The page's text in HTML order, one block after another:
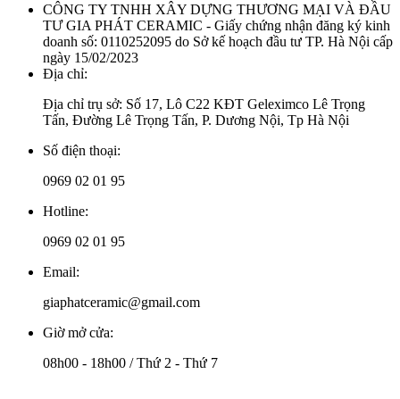
CÔNG TY TNHH XÂY DỰNG THƯƠNG MẠI VÀ ĐẦU
TƯ GIA PHÁT CERAMIC - Giấy chứng nhận đăng ký kinh
doanh số: 0110252095 do Sở kế hoạch đầu tư TP. Hà Nội cấp
ngày 15/02/2023
Địa chỉ:
Địa chỉ trụ sở: Số 17, Lô C22 KĐT Geleximco Lê Trọng
Tấn, Đường Lê Trọng Tấn, P. Dương Nội, Tp Hà Nội
Số điện thoại:
0969 02 01 95
Hotline:
0969 02 01 95
Email:
giaphatceramic@gmail.com
Giờ mở cửa:
08h00 - 18h00 / Thứ 2 - Thứ 7